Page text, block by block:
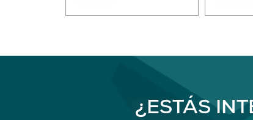
¿ESTÁS